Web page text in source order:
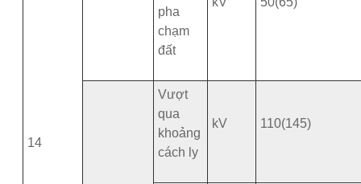
14
pha
chạm
đất
Vượt
qua
khoảng
cách ly
kV 110(145)